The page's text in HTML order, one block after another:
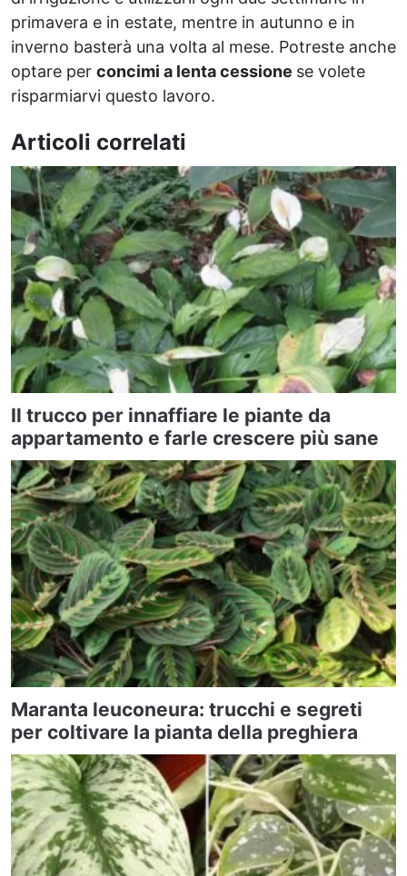
primavera e in estate, mentre in autunno e in
inverno basterà una volta al mese. Potreste anche
optare per concimi a lenta cessione se volete
risparmiarvi questo lavoro.
Articoli correlati
Il trucco per innaffiare le piante da
appartamento e farle crescere più sane
Maranta leuconeura: trucchi e segreti
per coltivare la pianta della preghiera